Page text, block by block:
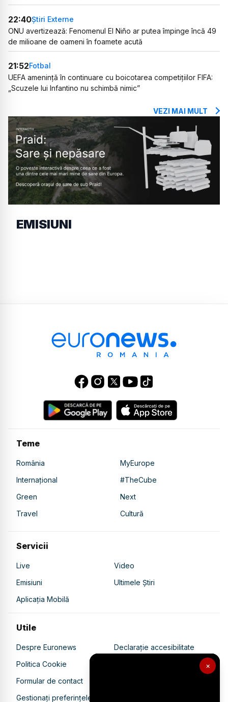
×
22:40Știri Externe
ONU avertizează: Fenomenul El Niño ar putea împinge încă 49
de milioane de oameni în foamete acută
21:52Fotbal
UEFA amenință în continuare cu boicotarea competițiilor FIFA:
„Scuzele lui Infantino nu schimbă nimic”
VEZI MAI MULT
EMISIUNI
Teme
România
MyEurope
Internațional
#TheCube
Green
Next
Travel
Cultură
Servicii
Live
Video
Emisiuni
Ultimele Știri
Aplicația Mobilă
Utile
Despre Euronews
Declarație accesibilitate
Politica Cookie
Politica de confidențialitate
Formular de contact
Gestionați preferințele